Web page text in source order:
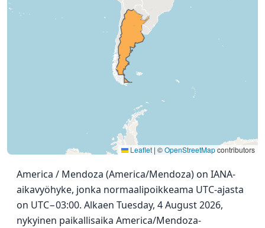
Leaflet | ©OpenStreetMapcontributors
America / Mendoza (America/Mendoza) on IANA-
aikavyöhyke, jonka normaalipoikkeama UTC-ajasta
on UTC−03:00. Alkaen Tuesday, 4 August 2026,
nykyinen paikallisaika America/Mendoza-